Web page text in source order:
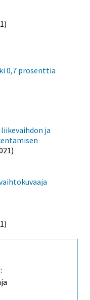
0,7 prosenttia
ja